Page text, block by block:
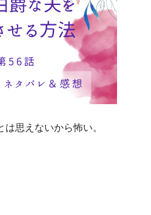
思えないから怖い。